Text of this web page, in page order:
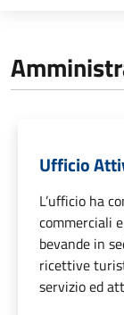
Ufficio
L’ufficio ha
commerciali
bevande in
ricettive
servizio ed